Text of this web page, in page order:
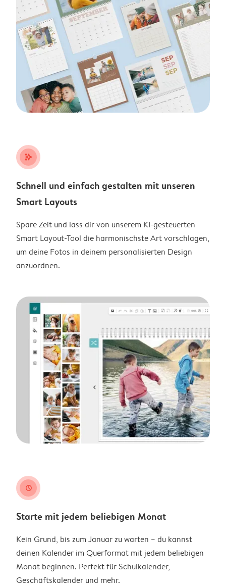
stars_plus
Schnell und einfach gestalten mit unseren
Smart Layouts
Spare Zeit und lass dir von unserem KI-gesteuerten
Smart Layout-Tool die harmonischste Art vorschlagen,
um deine Fotos in deinem personalisierten Design
anzuordnen.
clock
Starte mit jedem beliebigen Monat
Kein Grund, bis zum Januar zu warten – du kannst
deinen Kalender im Querformat mit jedem beliebigen
Monat beginnen. Perfekt für Schulkalender,
Geschäftskalender und mehr.